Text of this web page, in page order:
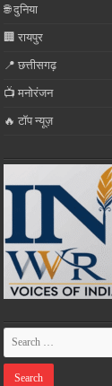
🌐 दुनिया
🏢 रायपुर
📍 छत्तीसगढ़
📺 मनोरंजन
🔥 टॉप न्यूज़